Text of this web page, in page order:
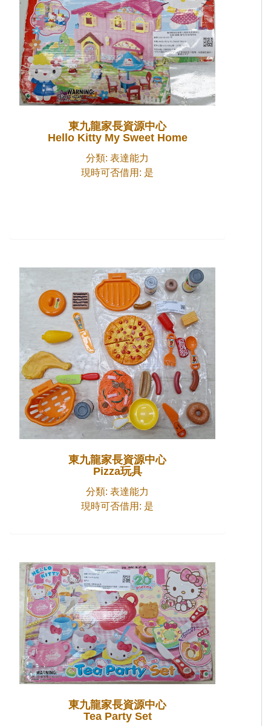
東九龍家長資源中心
Hello Kitty My Sweet Home
分類: 表達能力
現時可否借用: 是
東九龍家長資源中心
Pizza玩具
分類: 表達能力
現時可否借用: 是
東九龍家長資源中心
Tea Party Set